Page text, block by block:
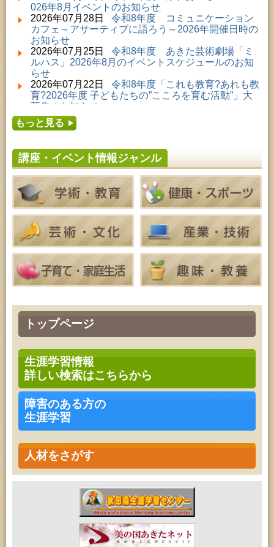
トップページ
生涯学習情報
詳しい検索はこちらから
障害のある方の
生涯学習
人材をさがす
2026年08月01日 ～ 2026年08月23日 (大館市)
清澄コレクション未公開絵画展
2026年08月01日 ～ 2026年08月16日 (秋田市)
音と会話を楽しむ朝の図書館
2026年08月01日 ～ 2026年09月23日 (秋田市)
佐竹氏の名宝、雄大なる歴史を想う～武と雅～
2026年08月01日 ～ 2026年08月23日 (秋田市)
子どもの読書活動推進事業「夏休みは図書館へ行こ
う－みんなの読みたい！知りたい！学びたい！をお
2026年08月01日 ～ 2026年08月25日 (秋田市)
工房雑がみランド2026
特別展「超写実 ホキ美術館名品展」
2026年08月06日 (秋田市)
高齢者教育「しおかぜ大学」
2026年08月06日 (秋田市)
家庭教育「わくわく家族講座」
2026年08月06日 (秋田市)
青少年教育「親子チャレンジ体験活動推進事業『料
理教室』」
2026年08月06日 (秋田市)
青少年教育 「THE KAGAKU」
2026年08月06日 (秋田市)
家庭教育「中央家庭教育学級」
2026年08月07日 (秋田市)
アートでツリー＆ネックレスを作ってみよう』」
2026年08月07日 (秋田市)
青少年教育「点字体験教室」
高齢者教育「南星大学」
2026年08月08日 (秋田市)
青少年・家庭・成人教育「不思議アートのぞき箱ワ
ークショップ」
2026年08月08日 (秋田市)
乳幼児・青少年教育「朝のこどもとしょかんタイ
ム」
2026年08月08日 (秋田市)
乳幼児教育「フォンテ文庫のおはなし会」
2026年08月08日 (秋田市)
乳幼児教育・青少年教育「おりがみの会」
2026年08月08日 (秋田市)
乳幼児教育「おはなしの会」
2026年08月09日 (秋田市)
青少年・家庭・成人教育「不思議アートのぞき箱ワ
ークショップ」
2026年08月11日 (秋田市)
令和8年度 椎名雄一郎オルガンレクチャーコンサー
026年8月イベントのお知らせ
2026年07月28日 令和8年度 コミュニケーション
カフェ～アサーティブに語ろう～2026年開催日時の
お知らせ
2026年07月25日 令和8年度 あきた芸術劇場「ミ
ルハス」2026年8月のイベントスケジュールのお知
らせ
2026年07月22日 令和8年度「これも教育?あれも教
育?2026年度 子どもたちの”こころを育む活動”」大
募集のお知らせ
2026年07月16日
夏休み親子体験教室」募集のお知らせ
らいあ」2026年7月イベントのお知らせ
2026年07月11日令和8年度 あきた芸術劇場「ミ
ルハス」2026年7月のイベントスケジュールのお知
らせ
2026年07月10日令和8年度 株式会社パソナ「キ
ャリアコンサルタント相談」のお知らせ
2026年07月10日令和8年度 株式会社パソナ「キ
ャリア形成リスキリング支援センター」紹介のお知
らせ
もっと見る
講座・イベント情報ジャンル